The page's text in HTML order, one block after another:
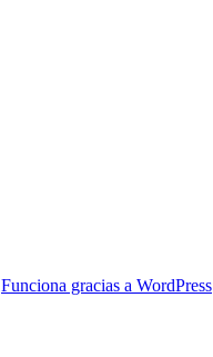
Funciona gracias a WordPress